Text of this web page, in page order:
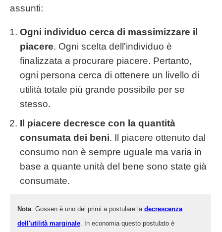
assunti:
Ogni individuo cerca di massimizzare il
piacere. Ogni scelta dell'individuo è
finalizzata a procurare piacere. Pertanto,
ogni persona cerca di ottenere un livello di
utilità totale più grande possibile per se
stesso.
Il piacere decresce con la quantità
consumata dei beni. Il piacere ottenuto dal
consumo non è sempre uguale ma varia in
base a quante unità del bene sono state già
consumate.
Nota. Gossen è uno dei primi a postulare la decrescenza
dell'utilità marginale. In economia questo postulato è